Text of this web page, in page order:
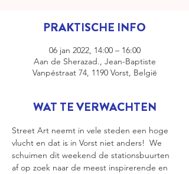
PRAKTISCHE INFO
06 jan 2022, 14:00 – 16:00
Aan de Sherazad., Jean-Baptiste
Vanpéstraat 74, 1190 Vorst, België
WAT TE VERWACHTEN
Street Art neemt in vele steden een hoge
vlucht en dat is in Vorst niet anders!  We
schuimen dit weekend de stationsbuurten
af op zoek naar de meest inspirerende en